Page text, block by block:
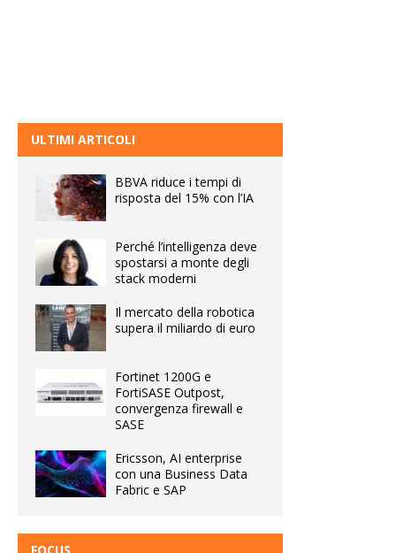
ULTIMI ARTICOLI
BBVA riduce i tempi di
risposta del 15% con l’IA
Perché l’intelligenza deve
spostarsi a monte degli
stack moderni
Il mercato della robotica
supera il miliardo di euro
Fortinet 1200G e
FortiSASE Outpost,
convergenza firewall e
SASE
Ericsson, AI enterprise
con una Business Data
Fabric e SAP